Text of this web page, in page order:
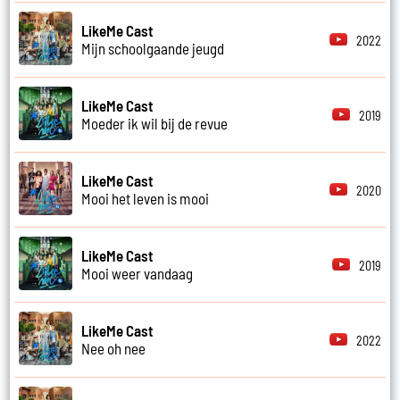
LikeMe Cast
Mijn schoolgaande jeugd
2022
LikeMe Cast
Moeder ik wil bij de revue
2019
LikeMe Cast
Mooi het leven is mooi
2020
LikeMe Cast
Mooi weer vandaag
2019
LikeMe Cast
Nee oh nee
2022